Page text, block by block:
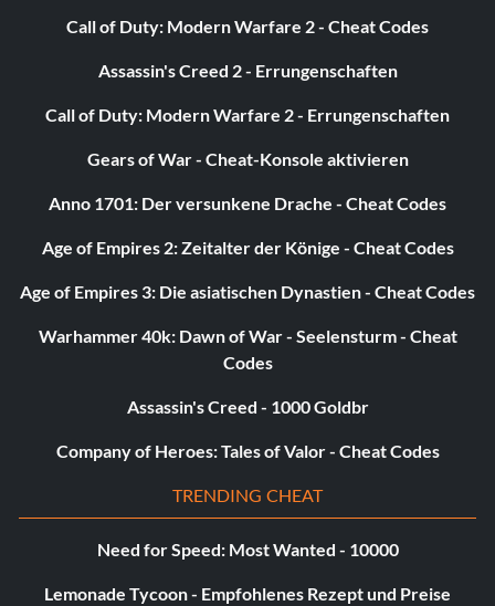
Call of Duty: Modern Warfare 2 - Cheat Codes
Assassin's Creed 2 - Errungenschaften
Call of Duty: Modern Warfare 2 - Errungenschaften
Gears of War - Cheat-Konsole aktivieren
Anno 1701: Der versunkene Drache - Cheat Codes
Age of Empires 2: Zeitalter der Könige - Cheat Codes
Age of Empires 3: Die asiatischen Dynastien - Cheat Codes
Warhammer 40k: Dawn of War - Seelensturm - Cheat
Codes
Assassin's Creed - 1000 Goldbr
Company of Heroes: Tales of Valor - Cheat Codes
TRENDING CHEAT
Need for Speed: Most Wanted - 10000
Lemonade Tycoon - Empfohlenes Rezept und Preise